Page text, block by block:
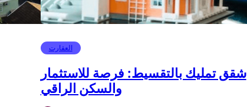
العقارت
شقق تمليك بالتقسيط: فرصة للاستثمار
والسكن الراقي